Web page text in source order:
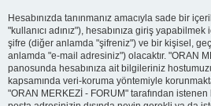
Hesabınızda tanınmanız amacıyla sade bir
"kullanıcı adınız"), hesabınıza giriş
şifre (diğer anlamda "şifreniz") ve bir kişisel,
anlamda "e-mail adresiniz") olacaktır. "ORAN
panosunda hesabınıza ait bilgileriniz
kapsamında veri-koruma yöntemiyle
"ORAN MERKEZİ - FORUM" tarafından istenen